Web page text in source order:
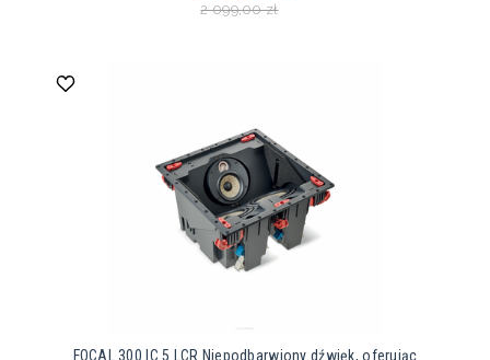
2 099,00 zł
FOCAL 300 IC 5 LCR Niepodbarwiony dźwięk, oferując